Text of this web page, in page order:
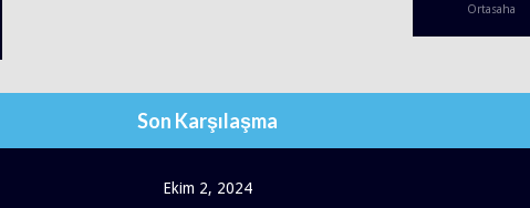
Ortasaha
Son Karşılaşma
Ekim 2, 2024